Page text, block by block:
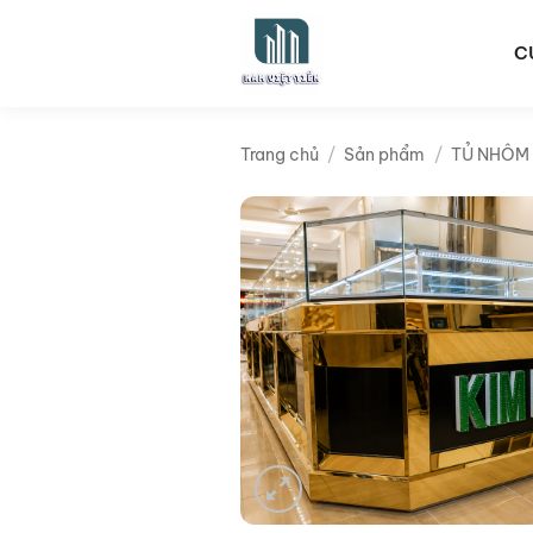
Trang chủ / Sản phẩm / TỦ NHÔM